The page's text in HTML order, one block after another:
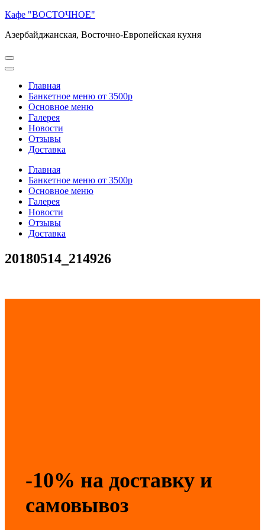
Перейти
содержимому
Enter)
Кафе "ВОСТОЧНОЕ"
Азербайджанская, Восточно-Европейская кухня
Главная
Банкетное меню от 3500р
Основное меню
Галерея
Новости
Отзывы
Доставка
Главная
Банкетное меню от 3500р
Основное меню
Галерея
Новости
Отзывы
Доставка
20180514_214926
-10% на доставку и
самовывоз